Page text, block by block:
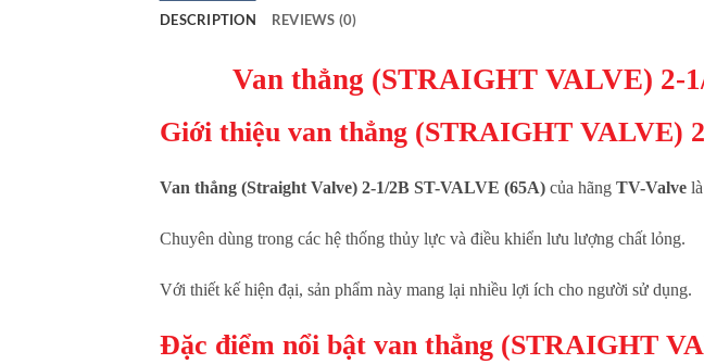
DESCRIPTION REVIEWS (0)
Van thẳng (STRAIGHT VALVE) 2-
Giới thiệu van thẳng (STRAIGHT VALVE)
Van thẳng (Straight Valve) 2-1/2B ST-VALVE (65A) của hãng TV-Valve
Chuyên dùng trong các hệ thống thủy lực và điều khiển lưu lượng chất lỏng.
Với thiết kế hiện đại, sản phẩm này mang lại nhiều lợi ích cho người sử dụng.
Đặc điểm nổi bật van thẳng (STRAIGHT